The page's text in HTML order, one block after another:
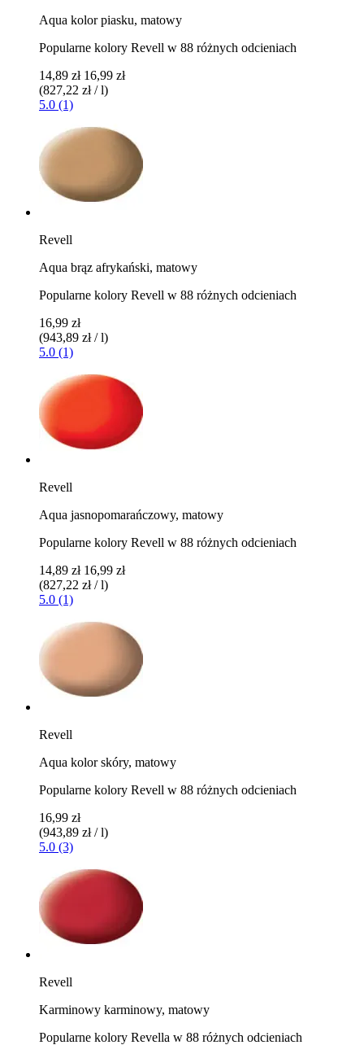
Aqua kolor piasku, matowy
Popularne kolory Revell w 88 różnych odcieniach
14,89 zł 16,99 zł
(827,22 zł / l)
5.0 (1)
Revell
Aqua brąz afrykański, matowy
Popularne kolory Revell w 88 różnych odcieniach
16,99 zł
(943,89 zł / l)
5.0 (1)
Revell
Aqua jasnopomarańczowy, matowy
Popularne kolory Revell w 88 różnych odcieniach
14,89 zł 16,99 zł
(827,22 zł / l)
5.0 (1)
Revell
Aqua kolor skóry, matowy
Popularne kolory Revell w 88 różnych odcieniach
16,99 zł
(943,89 zł / l)
5.0 (3)
Revell
Karminowy karminowy, matowy
Popularne kolory Revella w 88 różnych odcieniach